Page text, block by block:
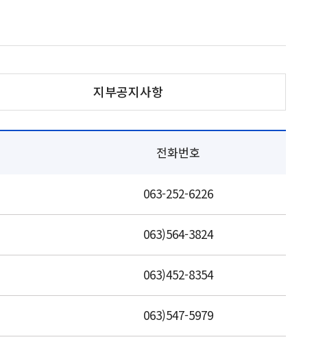
지부공지사항
전화번호
063-252-6226
063)564-3824
063)452-8354
063)547-5979